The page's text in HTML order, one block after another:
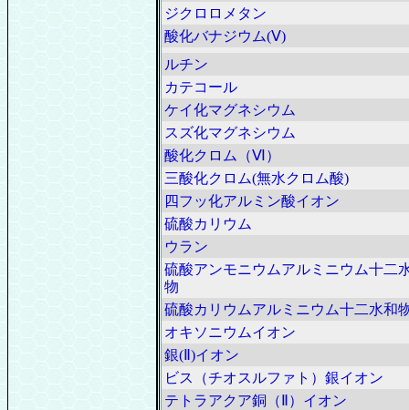
ジクロロメタン
酸化バナジウム(Ⅴ)
ルチン
カテコール
ケイ化マグネシウム
スズ化マグネシウム
酸化クロム（Ⅵ）
三酸化クロム(無水クロム酸)
四フッ化アルミン酸イオン
硫酸カリウム
ウラン
硫酸アンモニウムアルミニウム十二
物
硫酸カリウムアルミニウム十二水和
オキソニウムイオン
銀(Ⅱ)イオン
ビス（チオスルファト）銀イオン
テトラアクア銅（Ⅱ）イオン